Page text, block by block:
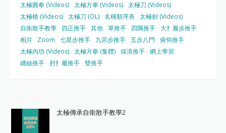
太極圓拳 (Videos) 太極方拳 (Videos) 太極刀 (Videos)
太極槍 (Videos) 太極刀 (OL) 名稱順序表 太極劍 (Videos)
自衛散手教學
四正推手 其他 單推手 四隅推手 大扌履步推手
相片
Zoom 七星步推手 九宮步推手 五步八門
俯仰推手
太極內功 (Videos) 太極方拳 (集體) 採浪推手 網上學習
纏絲推手
肘扌履推手 雙推手
太極傳承自衛散手教學2